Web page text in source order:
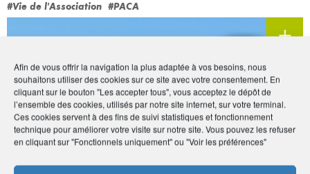
Afin de vous offrir la navigation la plus adaptée à vos besoins, nous
souhaitons utiliser des cookies sur ce site avec votre consentement. En
cliquant sur le bouton "Les accepter tous", vous acceptez le dépôt de
l’ensemble des cookies, utilisés par notre site internet, sur votre terminal.
Ces cookies servent à des fins de suivi statistiques et fonctionnement
technique pour améliorer votre visite sur notre site. Vous pouvez les refuser
en cliquant sur "Fonctionnels uniquement" ou "Voir les préférences"
#Vie de l'Association #PACA